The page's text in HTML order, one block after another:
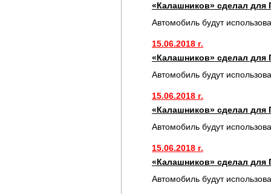
«Калашников» сделал для
Автомобиль будут
15.06.2018 г.
«Калашников» сделал для
Автомобиль будут
15.06.2018 г.
«Калашников» сделал для
Автомобиль будут
15.06.2018 г.
«Калашников» сделал для
Автомобиль будут